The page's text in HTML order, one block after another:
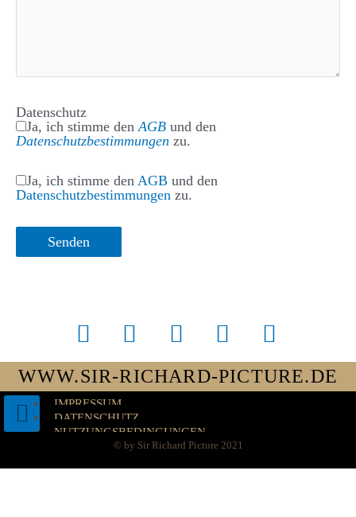
Datenschutz
Ja, ich stimme den AGB und den
Datenschutzbestimmungen zu.
Ja, ich stimme den AGB und den
Datenschutzbestimmungen zu.
WWW.SIR-RICHARD-PICTURE.DE
IMPRESSUM
DATENSCHUTZ
NUTZUNGSBEDINGUNGEN
© by Sir Richard Picture 2021